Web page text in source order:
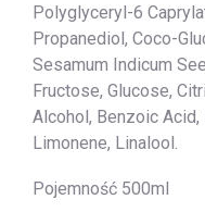
Polyglyceryl-6
Propanediol, Coco-
Sesamum Indicum
Fructose, Glucose,
Alcohol, Benzoic
Limonene, Linalool.
Pojemność 500ml